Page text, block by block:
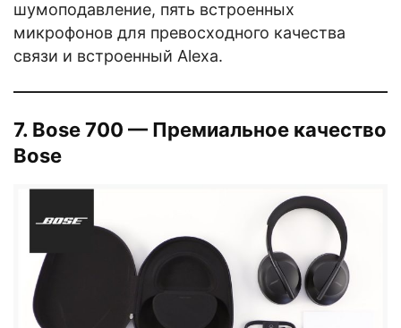
шумоподавление, пять встроенных
микрофонов для превосходного качества
связи и встроенный Alexa.
7. Bose 700 — Премиальное качество
Bose